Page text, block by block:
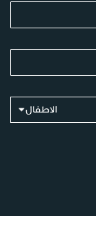
الاطفال